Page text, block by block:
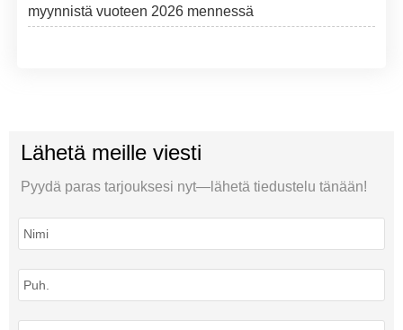
myynnistä vuoteen 2026 mennessä
Lähetä meille viesti
Pyydä paras tarjouksesi nyt—lähetä tiedustelu tänään!